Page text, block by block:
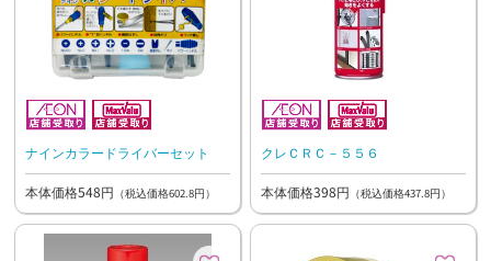
ナインカラードライバーセット
本体価格548円 （税込価格602.8円）
クレＣＲＣ－５５６
本体価格398円 （税込価格437.8円）